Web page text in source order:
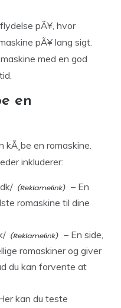
pÃ¥, hvor
pÃ¥ lang sigt.
med en god
en
kÃ¸be en romaskine.
inkluderer:
– En
romaskine til dine
– En side,
romaskiner og giver
du kan forvente at
kan du teste